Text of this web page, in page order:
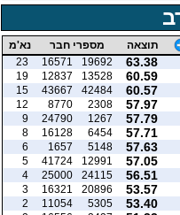
תוצאה מספרי חבר נא'מ
63.38
19692
16571
23
60.59
13528
12837
19
60.57
42484
43667
15
57.97
2308
8770
12
57.79
1267
24790
9
57.71
6454
16128
8
57.63
5148
1657
6
57.05
12991
41724
5
56.51
24115
25000
4
53.57
20896
16321
3
53.40
5305
11054
2